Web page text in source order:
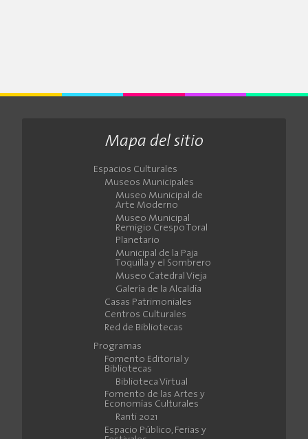
Mapa del sitio
Espacios Culturales
Museos Municipales
Museo Municipal de
Arte Moderno
Museo Municipal
Remigio Crespo Toral
Planetario
Municipal de la Paja
Toquilla y el Sombrero
Museo Catedral Vieja
Galería de la Alcaldía
Casas Patrimoniales
Centros Culturales
Red de Bibliotecas
Programas
Fomento Editorial y
Bibliotecas
Biblioteca Virtual
Fomento de las Artes y
Economías Culturales
Ranti 2021
Espacio Público, Ferias y